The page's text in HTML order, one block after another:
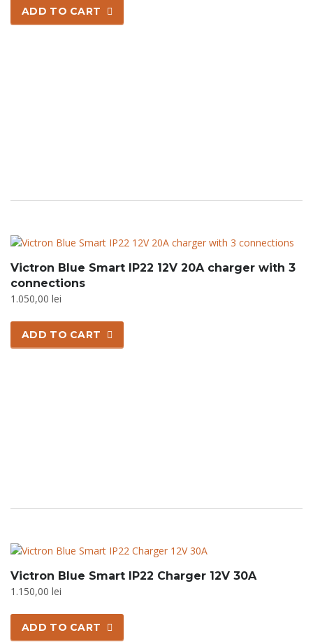
ADD TO CART
Victron Blue Smart IP22 12V 20A charger with 3
connections
1.050,00 lei
ADD TO CART
Victron Blue Smart IP22 Charger 12V 30A
1.150,00 lei
ADD TO CART